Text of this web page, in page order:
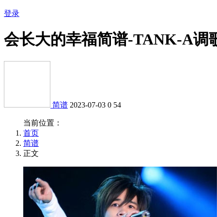
登录
会长大的幸福简谱-TANK-A调
简谱 2023-07-03 0 54
当前位置：
首页
简谱
正文